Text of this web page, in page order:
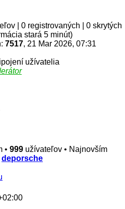
| 0 registrovaných | 0 skrytých
stará 5 minút)
7517, 21 Mar 2026, 07:31
užívatelia
• 999 užívateľov • Najnovším
deporsche